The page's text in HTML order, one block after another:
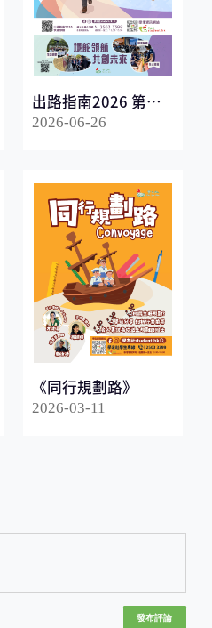
出路指南2026 第二
冊
2026-06-26
《同行規劃路》
2026-03-11
發布評論